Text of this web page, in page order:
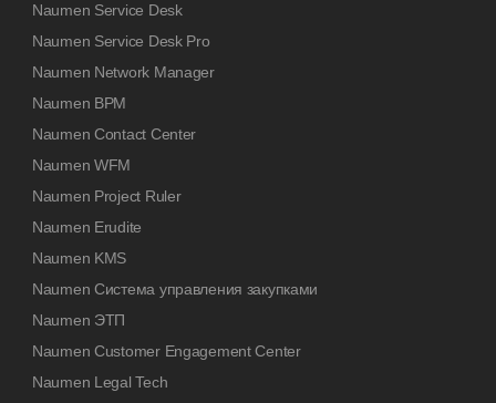
Naumen Service Desk
Naumen Service Desk Pro
Naumen Network Manager
Naumen BPM
Naumen Contact Center
Naumen WFM
Naumen Project Ruler
Naumen Erudite
Naumen KMS
Naumen Система управления закупками
Naumen ЭТП
Naumen Customer Engagement Center
Naumen Legal Tech